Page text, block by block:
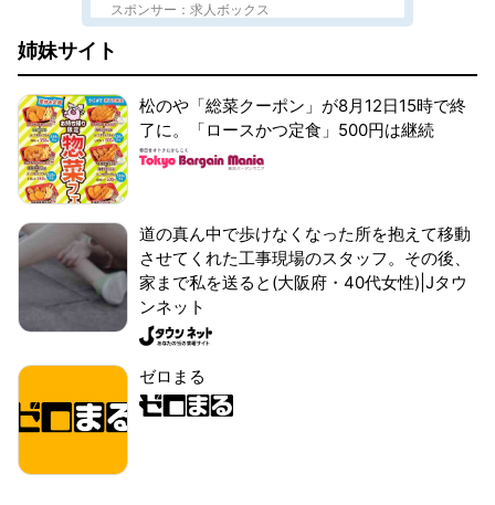
スポンサー：求人ボックス
姉妹サイト
松のや「総菜クーポン」が8月12日15時で終
了に。「ロースかつ定食」500円は継続
道の真ん中で歩けなくなった所を抱えて移動
させてくれた工事現場のスタッフ。その後、
家まで私を送ると(大阪府・40代女性)|Jタウ
ンネット
ゼロまる